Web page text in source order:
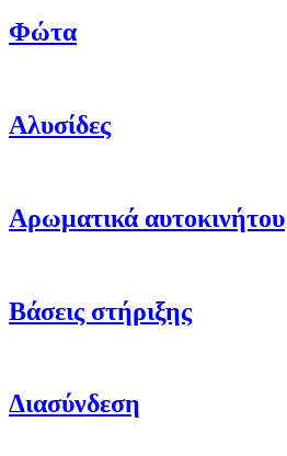
Φώτα
Αλυσίδες
Αρωματικά αυτοκινήτου
Βάσεις στήριξης
Διασύνδεση